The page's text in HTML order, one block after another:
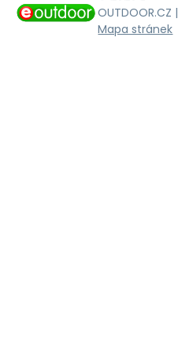
OUTDOOR.CZ |
Mapa stránek